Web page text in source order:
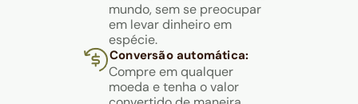
mundo, sem se preocupar
em levar dinheiro em
espécie.
Conversão automática:
Compre em qualquer
moeda e tenha o valor